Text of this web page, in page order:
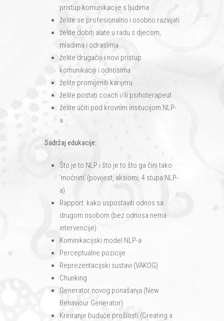
pristup komunikacije s ljudima
želite se profesionalno i osobno razvijati
želite dobiti alate u radu s djecom,
mladima i odraslima
želite drugačiji i novi pristup
komunikaciji i odnosima
želite promijeniti karijeru
želite postati coach i/ili psihoterapeut
želite učiti pod krovnim insitucijom NLP-
a
Sadržaj edukacije:
Što je to NLP i što je to što ga čini tako
‘moćnim’ (povijest, aksiomi, 4 stupa NLP-
a)
Rapport: kako uspostaviti odnos sa
drugom osobom (bez odnosa nema
intervencije)
Kominikacijski model NLP-a
Perceptualne pozicije
Reprezentacijski sustavi (VAKOG)
Chunking
Generator novog ponašanja (New
Behaviour Generator)
Kreiranje buduće prošlosti (Creating a